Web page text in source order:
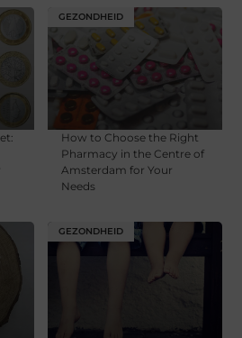
GEZONDHEID
How to Choose the Right
Pharmacy in the Centre of
Amsterdam for Your
Needs
GEZONDHEID